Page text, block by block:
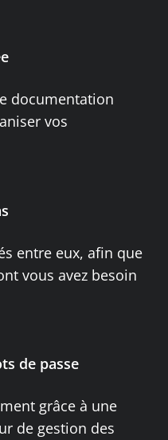
documentation
vos
entre eux, afin que
vous avez besoin
de passe
grâce à une
de gestion des